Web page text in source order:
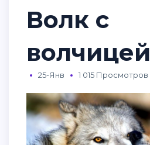
Волк с
волчицей
25-Янв 1 015 Просмотров